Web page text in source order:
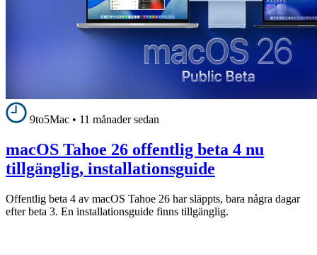
9to5Mac • 11 månader sedan
macOS Tahoe 26 offentlig beta 4 nu
tillgänglig, installationsguide
Offentlig beta 4 av macOS Tahoe 26 har släppts, bara några dagar
efter beta 3. En installationsguide finns tillgänglig.